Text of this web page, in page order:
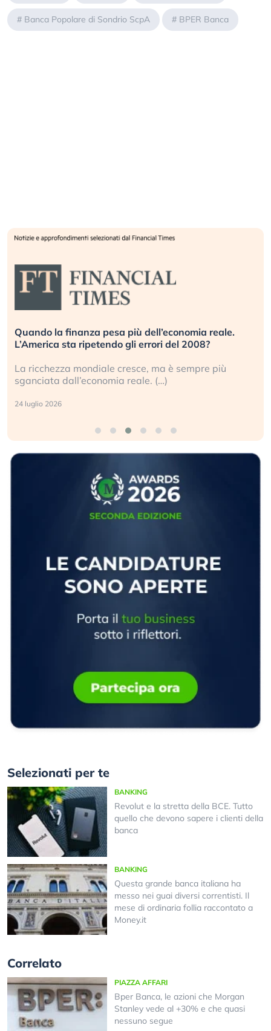
# Banca Popolare di Sondrio ScpA # BPER Banca
Quando la finanza pesa più dell’economia reale.
L’America sta ripetendo gli errori del 2008?
La ricchezza mondiale cresce, ma è sempre più
sganciata dall’economia reale. (…)
24 luglio 2026
Selezionati per te
BANKING
Revolut e la stretta della BCE. Tutto
quello che devono sapere i clienti della
banca
BANKING
Questa grande banca italiana ha
messo nei guai diversi correntisti. Il
mese di ordinaria follia raccontato a
Money.it
Correlato
PIAZZA AFFARI
Bper Banca, le azioni che Morgan
Stanley vede al +30% e che quasi
nessuno segue